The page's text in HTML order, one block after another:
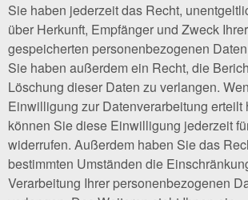
Sie haben jederzeit das Recht,
über Herkunft, Empfänger und Zweck Ihrer
gespeicherten personenbezogenen
Sie haben außerdem ein Recht, die
Löschung dieser Daten zu verlangen.
Einwilligung zur Datenverarbeitung erteilt
können Sie diese Einwilligung jederzeit
widerrufen. Außerdem haben Sie das
bestimmten Umständen die
Verarbeitung Ihrer personenbezogenen